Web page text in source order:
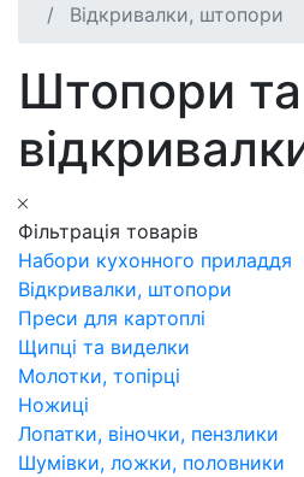
Відкривалки, штопори
Штопори та
Фільтрація товарів
Набори кухонного приладдя
Відкривалки, штопори
Преси для картоплі
Щипці та виделки
Молотки, топірці
Ножиці
Лопатки, віночки, пензлики
Шумівки, ложки, половники